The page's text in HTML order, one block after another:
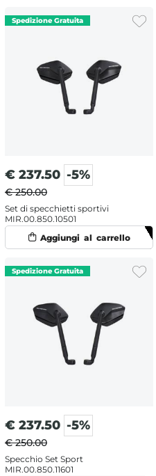
€ 237.50 -5%
€ 250.00
Set di specchietti sportivi
MIR.00.850.10501
€ 237.50 -5%
€ 250.00
Specchio Set Sport
MIR.00.850.11601